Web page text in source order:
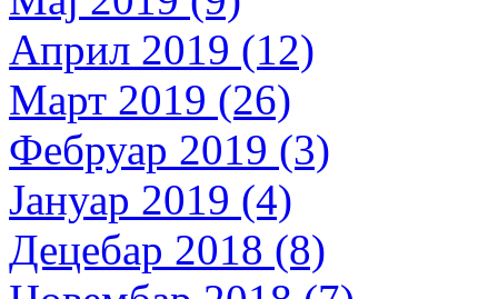
Април 2019 (12)
Март 2019 (26)
Фебруар 2019 (3)
Јануар 2019 (4)
Децебар 2018 (8)